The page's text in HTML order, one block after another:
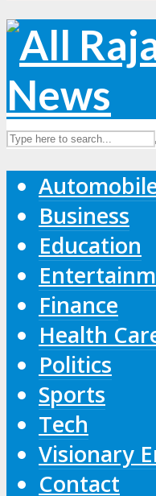
Business
Education
Finance
Health
Politics
Sports
Tech
Visionary
Contact